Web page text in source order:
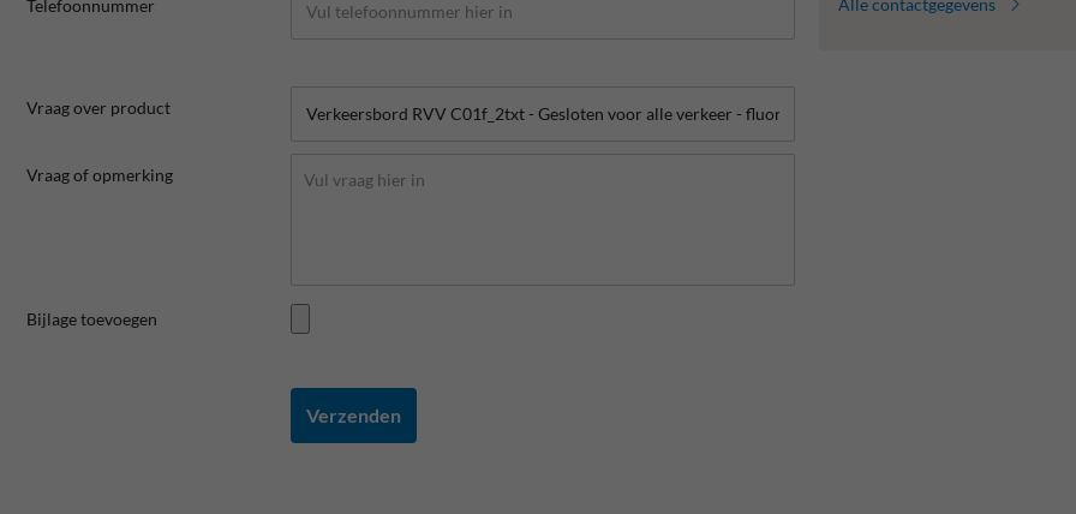
Telefoonnummer
Vraag over product
Vraag of opmerking
Bijlage toevoegen
Verzenden